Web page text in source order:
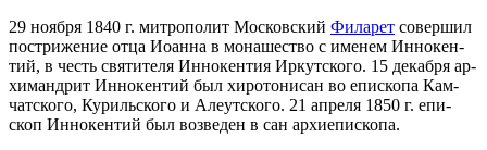
29 но­яб­ря 1840 г. мит­ро­по­лит Мос­ков­ский Фила­рет со­вер­шил
по­стри­же­ние от­ца Иоан­на в мо­на­ше­ство с име­нем Ин­но­кен­
тий, в честь свя­ти­те­ля Ин­но­кен­тия Ир­кут­ско­го. 15 де­каб­ря ар­
хи­манд­рит Ин­но­кен­тий был хи­ро­то­ни­сан во епи­ско­па Кам­
чат­ско­го, Ку­риль­ско­го и Але­ут­ско­го. 21 ап­ре­ля 1850 г. епи­
скоп Ин­но­кен­тий был воз­ве­ден в сан ар­хи­епи­ско­па.